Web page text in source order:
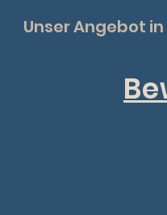
Unser Angebot